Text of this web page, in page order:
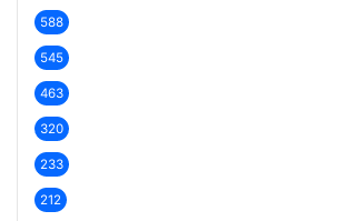
588
545
463
320
233
212